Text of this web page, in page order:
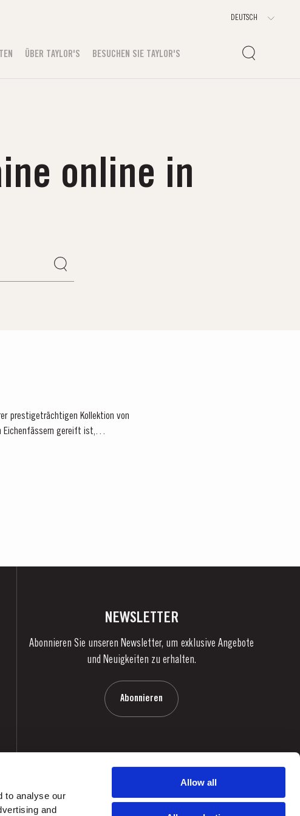
to analyse our
and
Allow all
ÜBER TAYLOR'S BESUCHEN SIE TAYLOR'S
online in
prestigeträchtigen Kollektion von
Eichenfässern gereift ist,
NEWSLETTER
Abonnieren Sie unseren Newsletter, um exklusive Angebote
und Neuigkeiten zu erhalten.
Abonnieren